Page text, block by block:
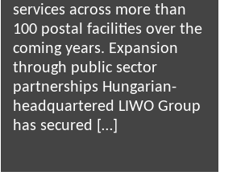
services across more than
100 postal facilities over the
coming years. Expansion
through public sector
partnerships Hungarian-
headquartered LIWO Group
has secured […]